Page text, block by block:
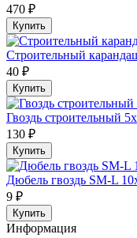
470 ₽
Купить
Строительный
40 ₽
Купить
Гвоздь строительный
130 ₽
Купить
Дюбель гвоздь SM-L
9 ₽
Купить
Информация